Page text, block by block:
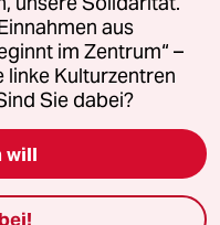
Richtlinien
Impressum AGB
(Ads)
aus
im Zentrum“ –
Kulturzentren
Sie dabei?
will